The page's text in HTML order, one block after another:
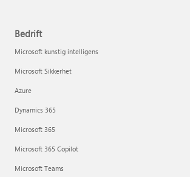
Bedrift
Microsoft kunstig intelligens
Microsoft Sikkerhet
Azure
Dynamics 365
Microsoft 365
Microsoft 365 Copilot
Microsoft Teams